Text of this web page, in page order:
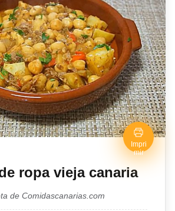
Impri
mir
ropa vieja canaria
de Comidascanarias.com